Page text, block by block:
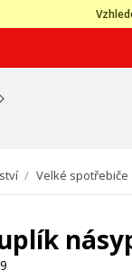
/ Velké spotřebiče